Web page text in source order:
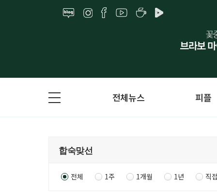
전체뉴스 피플
전체 1주 1개월 1년 직